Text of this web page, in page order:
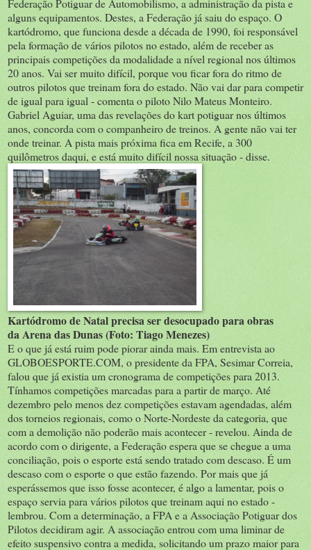
alguns equipamentos. Destes, a Federação já saiu do espaço. O
kartódromo, que funciona desde a década de 1990, foi responsável
pela formação de vários pilotos no estado, além de receber as
principais competições da modalidade a nível regional nos últimos
20 anos. Vai ser muito difícil, porque vou ficar fora do ritmo de
outros pilotos que treinam fora do estado. Não vai dar para competir
de igual para igual - comenta o piloto Nilo Mateus Monteiro.
Gabriel Aguiar, uma das revelações do kart potiguar nos últimos
anos, concorda com o companheiro de treinos. A gente não vai ter
onde treinar. A pista mais próxima fica em Recife, a 300
quilômetros daqui, e está muito difícil nossa situação - disse.
Kartódromo de Natal precisa ser desocupado para obras
da Arena das Dunas (Foto: Tiago Menezes)
E o que já está ruim pode piorar ainda mais. Em entrevista ao
GLOBOESPORTE.COM, o presidente da FPA, Sesimar Correia,
falou que já existia um cronograma de competições para 2013.
Tínhamos competições marcadas para a partir de março. Até
dezembro pelo menos dez competições estavam agendadas, além
dos torneios regionais, como o Norte-Nordeste da categoria, que
com a demolição não poderão mais acontecer - revelou. Ainda de
acordo com o dirigente, a Federação espera que se chegue a uma
conciliação, pois o esporte está sendo tratado com descaso. É um
descaso com o esporte o que estão fazendo. Por mais que já
esperássemos que isso fosse acontecer, é algo a lamentar, pois o
espaço servia para vários pilotos que treinam aqui no estado -
lembrou. Com a determinação, a FPA e a Associação Potiguar dos
Pilotos decidiram agir. A associação entrou com uma liminar de
efeito suspensivo contra a medida, solicitando um prazo maior para